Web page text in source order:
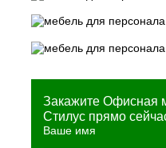
Закажите Офисная
Стилус прямо
Ваше имя